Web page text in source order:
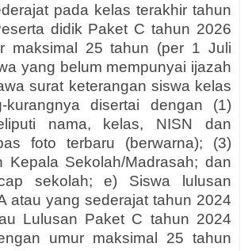
pada kelas terakhir tahun
didik Paket C tahun 2026
maksimal 25 tahun (per 1 Juli
yang belum mempunyai ijazah
surat keterangan siswa kelas
kurangnya disertai dengan (1)
nama, kelas, NISN dan
foto terbaru (berwarna); (3)
Kepala Sekolah/Madrasah; dan
sekolah; e) Siswa lulusan
atau yang sederajat tahun 2024
Lulusan Paket C tahun 2024
umur maksimal 25 tahun